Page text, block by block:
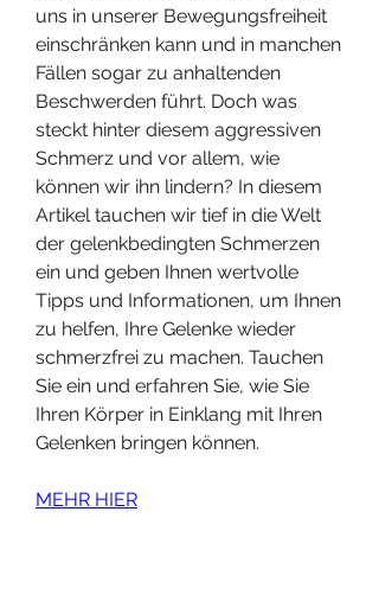
uns in unserer Bewegungsfreiheit
einschränken kann und in manchen
Fällen sogar zu anhaltenden
Beschwerden führt. Doch was
steckt hinter diesem aggressiven
Schmerz und vor allem, wie
können wir ihn lindern? In diesem
Artikel tauchen wir tief in die Welt
der gelenkbedingten Schmerzen
ein und geben Ihnen wertvolle
Tipps und Informationen, um Ihnen
zu helfen, Ihre Gelenke wieder
schmerzfrei zu machen. Tauchen
Sie ein und erfahren Sie, wie Sie
Ihren Körper in Einklang mit Ihren
Gelenken bringen können.
MEHR HIER